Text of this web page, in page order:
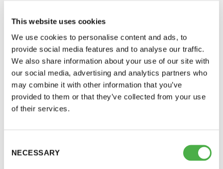
This website uses cookies
We use cookies to personalise content and ads, to
provide social media features and to analyse our traffic.
We also share information about your use of our site with
our social media, advertising and analytics partners who
may combine it with other information that you’ve
provided to them or that they’ve collected from your use
of their services.
Selection
NECESSARY
Saunatalo on avoinna
myös helatorstaina
Saunaseuran jäsenrekisterissä on jäseniä joilla ei
ole kaikki tiedot oikein, tämä aiheuttaa
jäsentiedotteiden ja laskujen perillemenon
viivästyksiä.
Sauna-lehti ei tule niille joilla osoitetiedot ovat
väärin.